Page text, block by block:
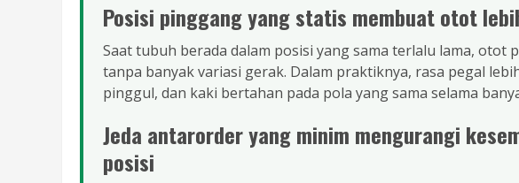
Posisi pinggang yang statis membuat otot
Saat tubuh berada dalam posisi yang sama terlalu lama, otot
tanpa banyak variasi gerak. Dalam praktiknya, rasa pegal
pinggul, dan kaki bertahan pada pola yang sama selama
Jeda antarorder yang minim mengurangi
posisi